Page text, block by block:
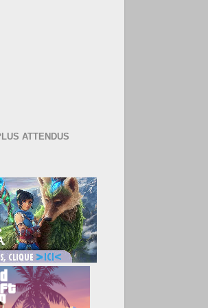
ATTENDUS